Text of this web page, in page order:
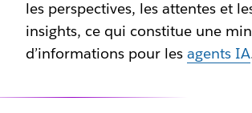
les perspectives, les attentes et
insights, ce qui constitue une
d’informations pour les agents IA